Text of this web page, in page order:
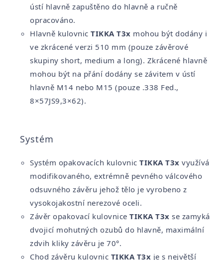
ústí hlavně zapuštěno do hlavně a ručně
opracováno.
Hlavně kulovnic TIKKA T3x mohou být dodány i
ve zkrácené verzi 510 mm (pouze závěrové
skupiny short, medium a long). Zkrácené hlavně
mohou být na přání dodány se závitem v ústí
hlavně M14 nebo M15 (pouze .338 Fed.,
8×57JS9,3×62).
Systém
Systém opakovacích kulovnic TIKKA T3x využívá
modifikovaného, extrémně pevného válcového
odsuvného závěru jehož tělo je vyrobeno z
vysokojakostní nerezové oceli.
Závěr opakovací kulovnice TIKKA T3x se zamyká
dvojicí mohutných ozubů do hlavně, maximální
zdvih kliky závěru je 70°.
Chod závěru kulovnic TIKKA T3x je s největší